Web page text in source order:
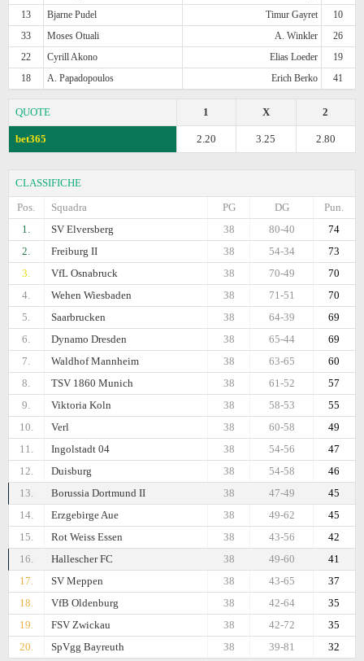
13
Bjarne Pudel Timur Gayret
10
33
Moses Otuali A. Winkler
26
22
Cyrill Akono Elias Loeder
19
18
A. Papadopoulos Erich Berko 41
QUOTE 2
X
1
bet365 2.80
3.25
2.20
CLASSIFICHE
Pos.
Squadra Pun.
DG
PG
1.
SV Elversberg 74
80-40
38
2.
Freiburg II 73
54-34
38
3.
VfL Osnabruck 70
70-49
38
4.
Wehen Wiesbaden 70
71-51
38
5.
Saarbrucken 69
64-39
38
6.
Dynamo Dresden 69
65-44
38
7.
Waldhof Mannheim 60
63-65
38
8.
TSV 1860 Munich 57
61-52
38
9.
Viktoria Koln 55
58-53
38
10.
Verl 49
60-58
38
11.
Ingolstadt 04 47
54-56
38
12.
Duisburg 46
54-58
38
13.
Borussia Dortmund II 45
47-49
38
14.
Erzgebirge Aue 45
49-62
38
15.
Rot Weiss Essen 42
43-56
38
16.
Hallescher FC 41
49-60
38
17.
SV Meppen 37
43-65
38
18.
VfB Oldenburg 35
42-64
38
19.
FSV Zwickau 35
42-72
38
20.
SpVgg Bayreuth 32
39-81
38